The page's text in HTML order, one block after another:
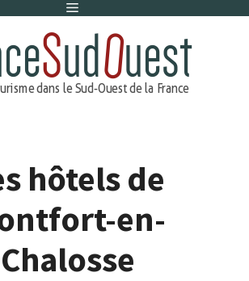
Menu
hôtels de
en-
Chalosse